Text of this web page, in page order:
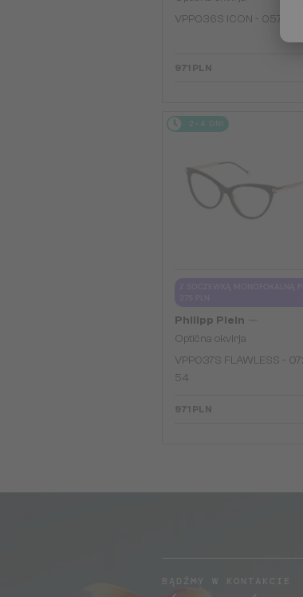
VPP036S ICON - 0579 -
971 PLN
2-4 DNI
Philipp Plein
Optična okvirja
VPP037S FLAWLESS -
54
971 PLN
BĄDŹMY W KONTAKCIE